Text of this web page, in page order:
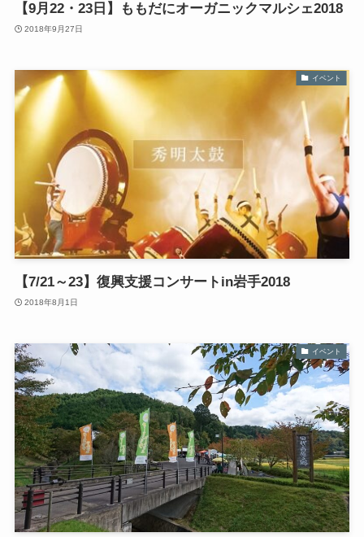
【9月22・23日】ももだにオーガニックマルシェ2018
2018年9月27日
イベント
【7/21～23】復興支援コンサートin岩手2018
2018年8月1日
イベント